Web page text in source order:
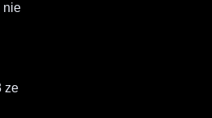
nie
ze